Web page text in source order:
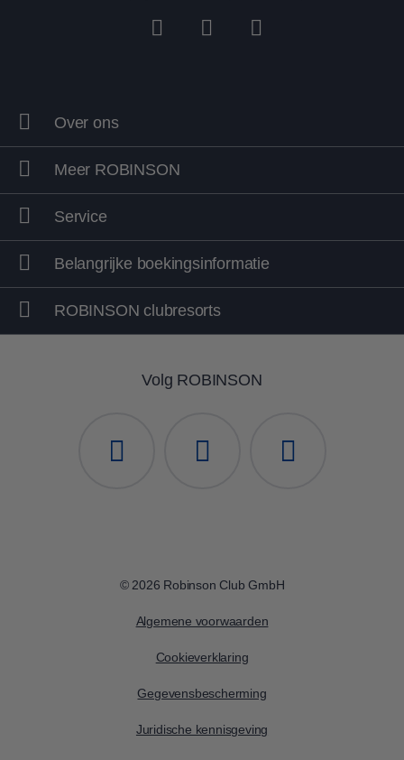
Over ons
Meer ROBINSON
Service
Belangrijke boekingsinformatie
ROBINSON clubresorts
Volg ROBINSON
© 2026 Robinson Club GmbH
Algemene voorwaarden
Cookieverklaring
Gegevensbescherming
Juridische kennisgeving